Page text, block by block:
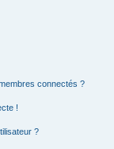
connectés ?
!
?